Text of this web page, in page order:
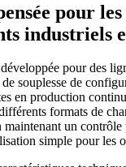
pour les
industriels
pour des
souplesse de
en production
formats de
maintenant un
simple pour les